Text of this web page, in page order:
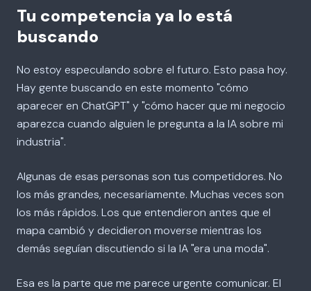
Tu competencia ya lo está
buscando
No estoy especulando sobre el futuro. Esto pasa hoy.
Hay gente buscando en este momento "cómo
aparecer en ChatGPT" y "cómo hacer que mi negocio
aparezca cuando alguien le pregunta a la IA sobre mi
industria".
Algunas de esas personas son tus competidores. No
los más grandes, necesariamente. Muchas veces son
los más rápidos. Los que entendieron antes que el
mapa cambió y decidieron moverse mientras los
demás seguían discutiendo si la IA "era una moda".
Esa es la parte que me parece urgente comunicar. El